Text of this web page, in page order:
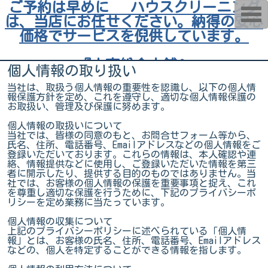
ご予約は早めに ハウスクリーニング
は、当店にお任せください。納得の安心
価格でサービスを倪供しています。
『小高総合本舗』
個人情報の取り扱い
当社は、取扱う個人情報の重要性を認識し、以下の個人情
報保護方針を定め、これを遵守し、適切な個人情報保護の
お取扱い、管理及び保護に努めます。
個人情報の取扱いについて
当社では、皆様の同意のもと、お問合せフォーム等から、
氏名、住所、電話番号、Emailアドレスなどの個人情報をご
登録いただいております。これらの情報は、本人確認や連
絡、情報提供などに使用し、ご登録いただいた情報を第三
者に開示したり、提供する目的のものではありません。当
社では、お客様の個人情報の保護を重要事項と捉え、これ
を尊重し適切な保護を行うために、下記のプライバシーポ
リシーを定め業務に当たっています。
個人情報の収集について
上記のプライバシーポリシーに述べられている「個人情
報」とは、お客様の氏名、住所、電話番号、Emailアドレス
などの、個人を特定することができる情報を指します。
T
o
g
v
i
g
n